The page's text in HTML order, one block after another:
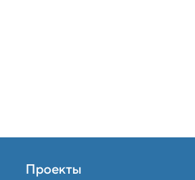
Проекты